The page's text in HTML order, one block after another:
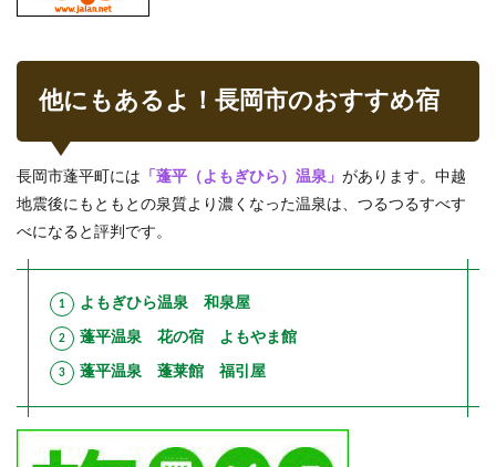
他にもあるよ！長岡市のおすすめ宿
長岡市蓬平町には 「蓬平（よもぎひら）温泉」 があります。中越
地震後にもともとの泉質より濃くなった温泉は、つるつるすべす
べになると評判です。
よもぎひら温泉 和泉屋
蓬平温泉 花の宿 よもやま館
蓬平温泉 蓬莱館 福引屋